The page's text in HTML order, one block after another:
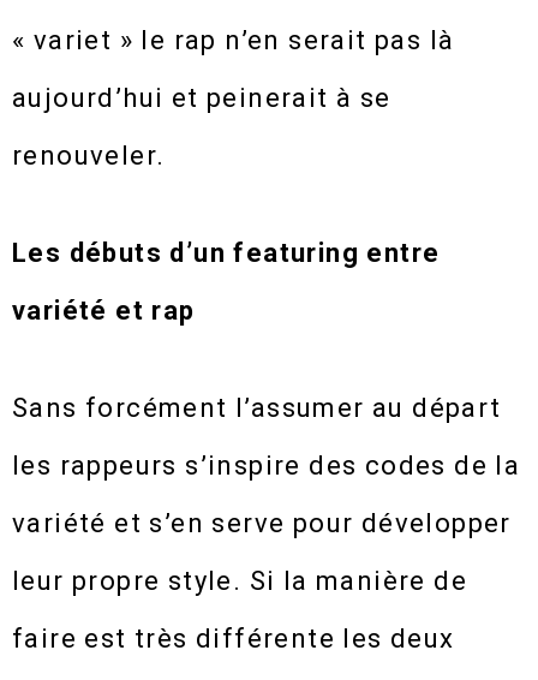
« variet » le rap n’en serait pas là
aujourd’hui et peinerait à se
renouveler.
Les débuts d’un featuring entre
variété et rap
Sans forcément l’assumer au départ
les rappeurs s’inspire des codes de la
variété et s’en serve pour développer
leur propre style. Si la manière de
faire est très différente les deux